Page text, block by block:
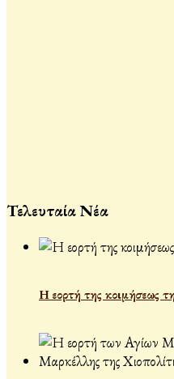
Τελευταία Νέα
Η εορτή της κοιμήσεως